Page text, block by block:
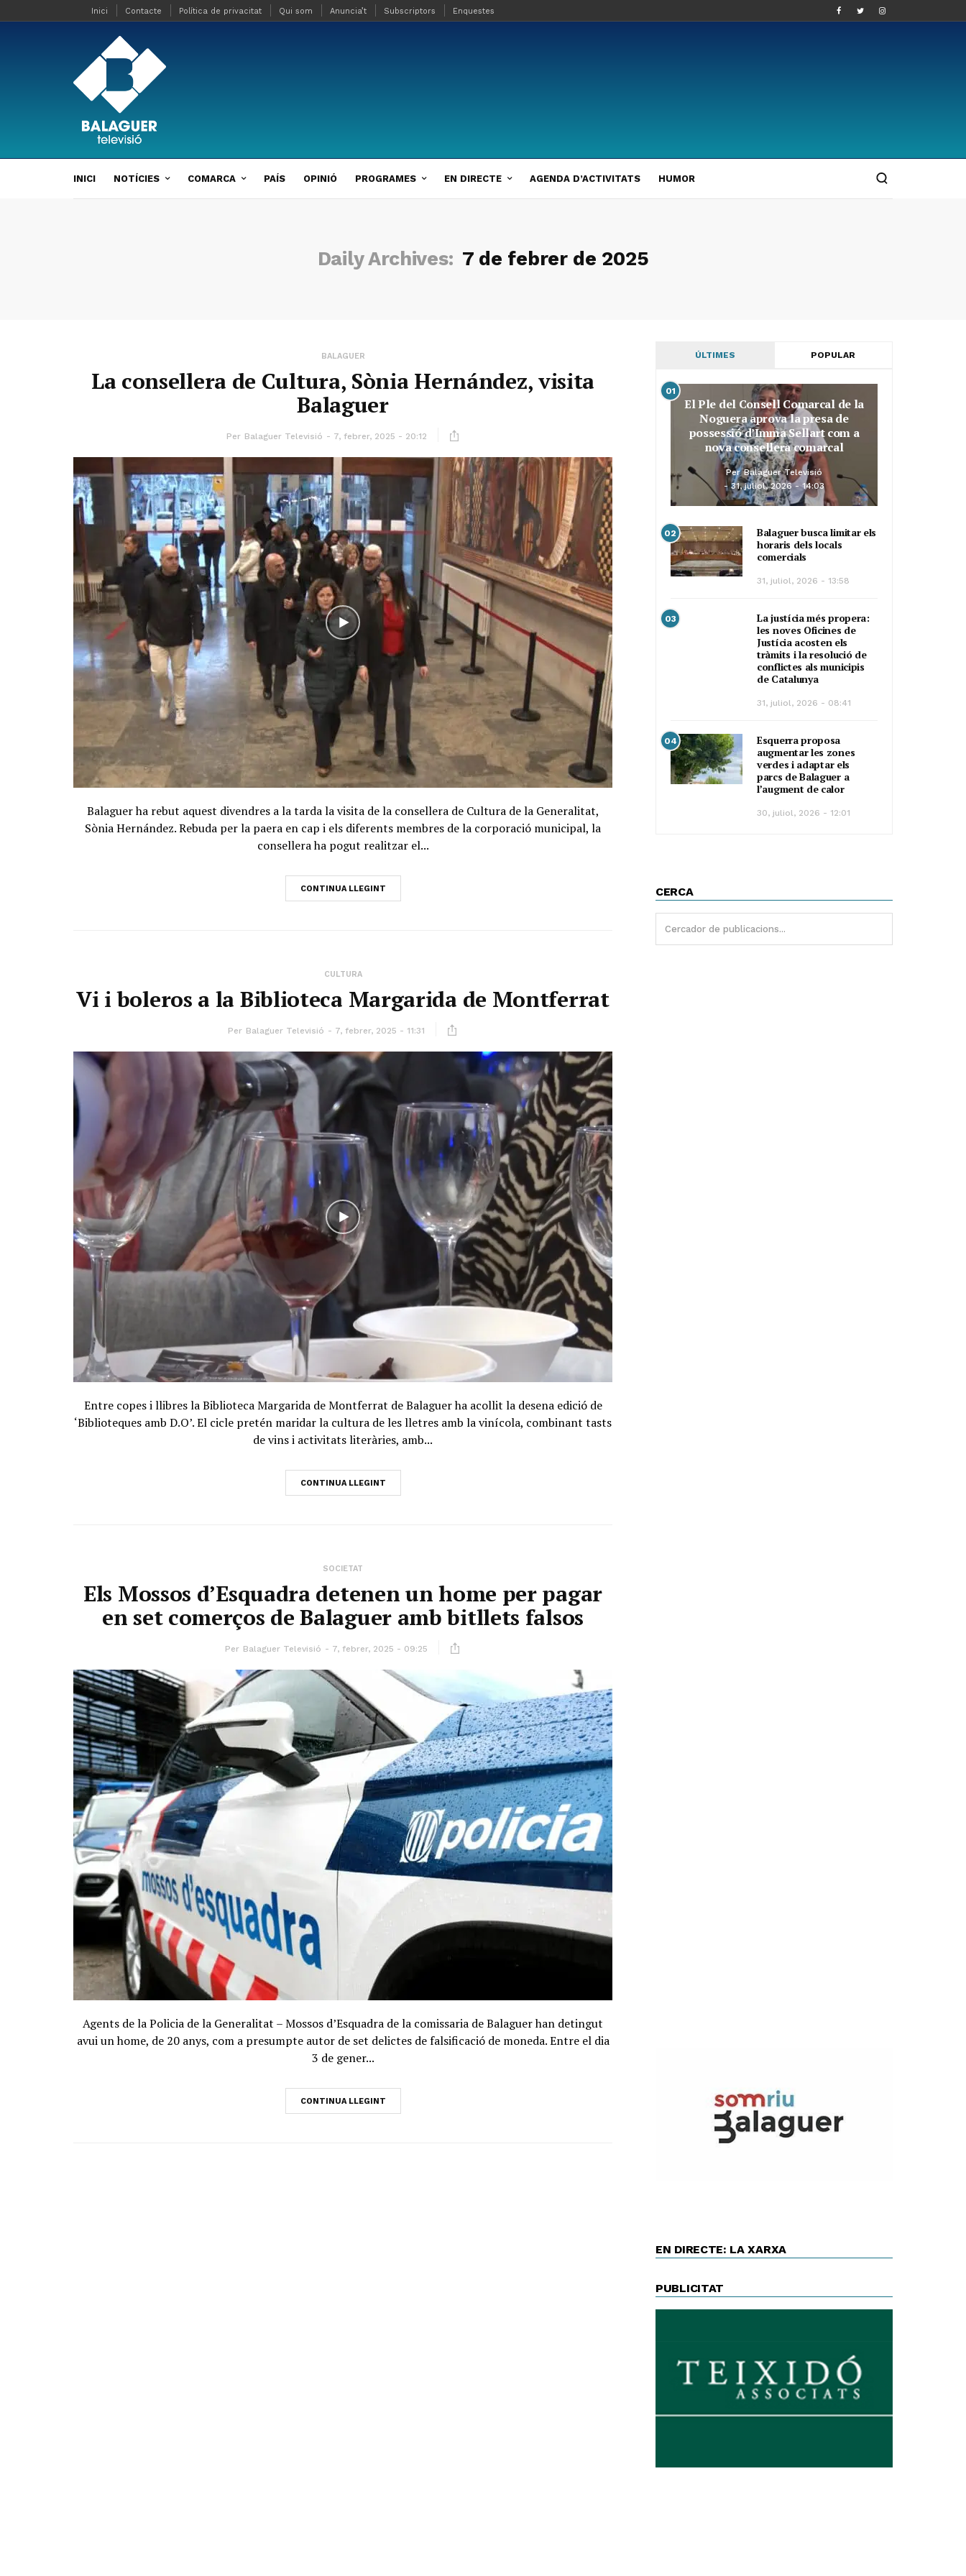
Inici Contacte Política de privacitat Qui som Anuncia’t Subscriptors Enquestes
INICI NOTÍCIES COMARCA PAÍS OPINIÓ PROGRAMES EN DIRECTE AGENDA D’ACTIVITATS HUMOR
Daily Archives: 7 de febrer de 2025
BALAGUER
La consellera de Cultura, Sònia Hernández, visita
Balaguer
Per Balaguer Televisió 7, febrer, 2025 - 20:12
Balaguer ha rebut aquest divendres a la tarda la visita de la consellera de Cultura de la Generalitat,
Sònia Hernández. Rebuda per la paera en cap i els diferents membres de la corporació municipal, la
consellera ha pogut realitzar el...
CONTINUA LLEGINT
CULTURA
Vi i boleros a la Biblioteca Margarida de Montferrat
Per Balaguer Televisió 7, febrer, 2025 - 11:31
Entre copes i llibres la Biblioteca Margarida de Montferrat de Balaguer ha acollit la desena edició de
‘Biblioteques amb D.O’. El cicle pretén maridar la cultura de les lletres amb la vinícola, combinant tasts
de vins i activitats literàries, amb...
CONTINUA LLEGINT
SOCIETAT
Els Mossos d’Esquadra detenen un home per pagar
en set comerços de Balaguer amb bitllets falsos
Per Balaguer Televisió 7, febrer, 2025 - 09:25
Agents de la Policia de la Generalitat – Mossos d’Esquadra de la comissaria de Balaguer han detingut
avui un home, de 20 anys, com a presumpte autor de set delictes de falsificació de moneda. Entre el dia
3 de gener...
CONTINUA LLEGINT
ÚLTIMES POPULAR
01
El Ple del Consell Comarcal de la
Noguera aprova la presa de
possessió d’Imma Sellart com a
nova consellera comarcal
Per Balaguer Televisió
31, juliol, 2026 - 14:03
02
Balaguer busca limitar els
horaris dels locals
comercials
31, juliol, 2026 - 13:58
03
La justícia més propera:
les noves Oficines de
Justícia acosten els
tràmits i la resolució de
conflictes als municipis
de Catalunya
31, juliol, 2026 - 08:41
04
Esquerra proposa
augmentar les zones
verdes i adaptar els
parcs de Balaguer a
l’augment de calor
30, juliol, 2026 - 12:01
CERCA
EN DIRECTE: LA XARXA
PUBLICITAT